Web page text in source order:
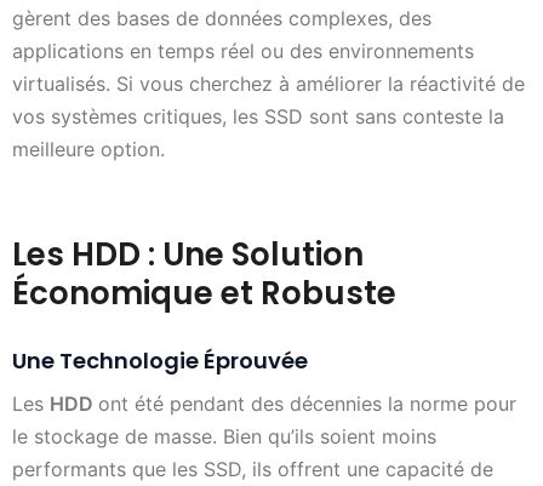
gèrent des bases de données complexes, des
applications en temps réel ou des environnements
virtualisés. Si vous cherchez à améliorer la réactivité de
vos systèmes critiques, les SSD sont sans conteste la
meilleure option.
Les HDD : Une Solution
Économique et Robuste
Une Technologie Éprouvée
Les HDD ont été pendant des décennies la norme pour
le stockage de masse. Bien qu’ils soient moins
performants que les SSD, ils offrent une capacité de